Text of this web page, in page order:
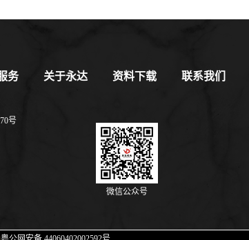
务 关于永达 资料下载 联系我们
号
微信公众号